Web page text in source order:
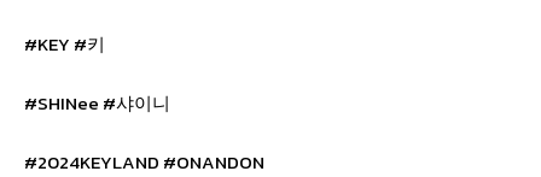
#KEY #키
#SHINee #샤이니
#2024KEYLAND #ONANDON